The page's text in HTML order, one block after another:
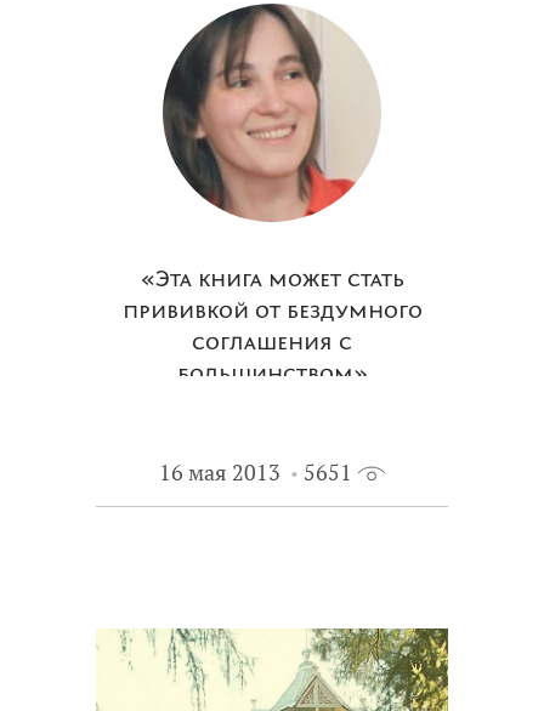
«Эта книга может стать
прививкой от бездумного
соглашения с
большинством»
16 мая 2013 5651